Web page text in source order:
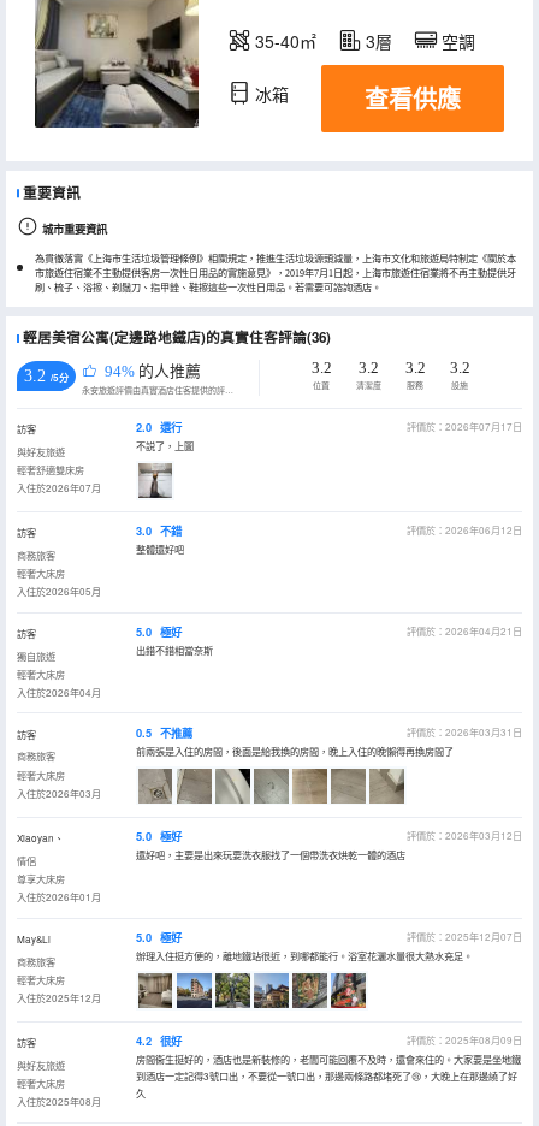
35-40㎡ 3層 空調
冰箱 查看供應
重要資訊
城市重要資訊
為貫徹落實《上海市生活垃圾管理條例》相關規定，推進生活垃圾源頭減量，上海市文化和旅遊局特制定《關於本
市旅遊住宿業不主動提供客房一次性日用品的實施意見》，2019年7月1日起，上海市旅遊住宿業將不再主動提供牙
刷、梳子、浴擦、剃鬚刀、指甲銼、鞋擦這些一次性日用品。若需要可諮詢酒店。
輕居美宿公寓(定邊路地鐵店)的真實住客評論(36)
3.2 /5分 94% 的人推薦
永安旅遊評價由真實酒店住客提供的評價。
3.2
位置
3.2
清潔度
3.2
服務
3.2
設施
訪客
與好友旅遊
輕奢舒適雙床房
入住於2026年07月
2.0 還行
評價於：2026年07月17日
不説了，上圖
訪客
商務旅客
輕奢大床房
入住於2026年05月
3.0 不錯
評價於：2026年06月12日
整體還好吧
訪客
獨自旅遊
輕奢大床房
入住於2026年04月
5.0 極好
評價於：2026年04月21日
出錯不錯相當奈斯
訪客
商務旅客
輕奢大床房
入住於2026年03月
0.5 不推薦
評價於：2026年03月31日
前兩張是入住的房間，後面是給我換的房間，晚上入住的晚懶得再換房間了
Xiaoyan、
情侶
尊享大床房
入住於2026年01月
5.0 極好
評價於：2026年03月12日
還好吧，主要是出來玩要洗衣服找了一個帶洗衣烘乾一體的酒店
May&Li
商務旅客
輕奢大床房
入住於2025年12月
5.0 極好
評價於：2025年12月07日
辦理入住挺方便的，離地鐵站很近，到哪都能行。浴室花灑水量很大熱水充足。
訪客
與好友旅遊
輕奢大床房
入住於2025年08月
4.2 很好
評價於：2025年08月09日
房間衞生挺好的，酒店也是新裝修的，老闆可能回覆不及時，還會來住的。大家要是坐地鐵
到酒店一定記得3號口出，不要從一號口出，那邊兩條路都堵死了😢，大晚上在那邊繞了好
久